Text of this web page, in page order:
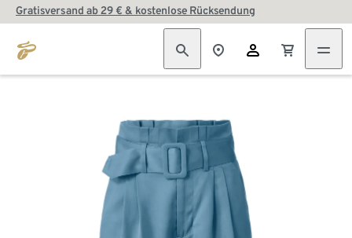
Gratisversand ab 29 € & kostenlose Rücksendung